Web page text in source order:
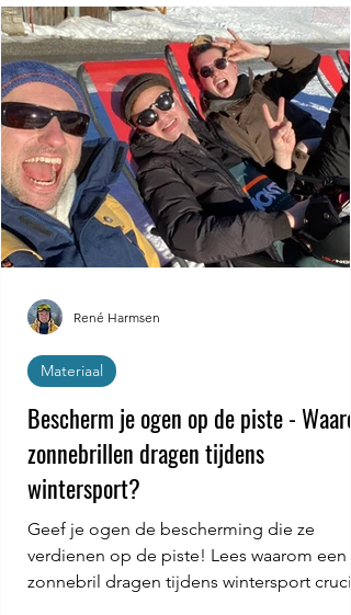
Bescherm je ogen op de piste -
zonnebrillen dragen tijdens
wintersport?
Geef je ogen de bescherming die ze
verdienen op de piste! Lees waarom een
zonnebril dragen tijdens wintersport
Materiaal
René Harmsen